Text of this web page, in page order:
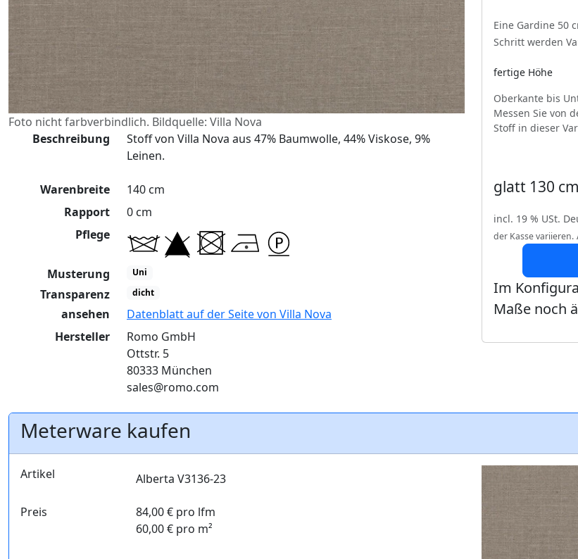
Foto nicht farbverbindlich. Bildquelle: Villa Nova
Beschreibung
Stoff von Villa Nova aus 47% Baumwolle, 44% Viskose, 9%
Leinen.
Warenbreite
140 cm
Rapport
0 cm
Pflege
Musterung Uni
Transparenz dicht
ansehen
Datenblatt auf der Seite von Villa Nova
Hersteller
Romo GmbH
Ottstr. 5
80333 München
sales@romo.com
Eine Gardine 50
Schritt werden
fertige Höhe
Oberkante bis
Messen Sie von
Stoff in dieser
glatt 130
incl. 19 % USt.
der Kasse variieren.
Im
Maße noch
Meterware kaufen
Artikel Alberta V3136-23
Preis
84,00 € pro lfm
60,00 € pro m²